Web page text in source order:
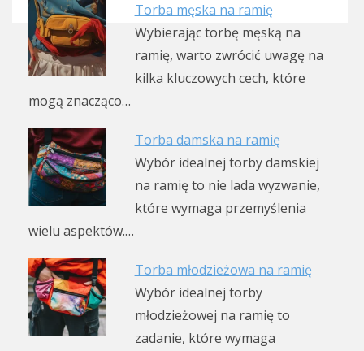
Torba męska na ramię
Wybierając torbę męską na
ramię, warto zwrócić uwagę na
kilka kluczowych cech, które
mogą znacząco…
Torba damska na ramię
Wybór idealnej torby damskiej
na ramię to nie lada wyzwanie,
które wymaga przemyślenia
wielu aspektów.…
Torba młodzieżowa na ramię
Wybór idealnej torby
młodzieżowej na ramię to
zadanie, które wymaga